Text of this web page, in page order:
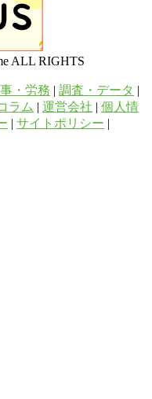
ALL RIGHTS
事・労務 | 調査・データ |
ラム | 運営会社 | 個人情
| サイトポリシー |